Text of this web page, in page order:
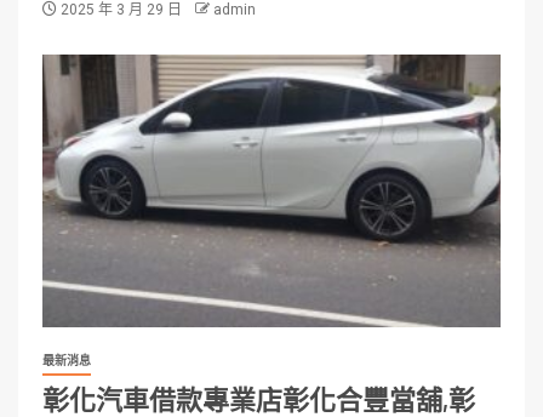
2025 年 3 月 29 日 admin
最新消息
彰化汽車借款專業店彰化合豐當舖,彰